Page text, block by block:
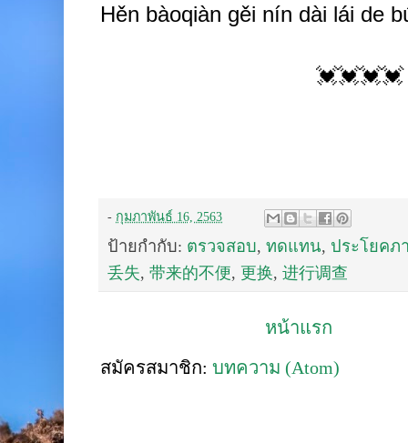
Hěn bàoqiàn gěi nín dài lái de b
💓💓💓💓
- กุมภาพันธ์ 16, 2563
ป้ายกำกับ: ตรวจสอบ, ทดแทน, ประโยคภ
丢失, 带来的不便, 更换, 进行调查
หน้าแรก
สมัครสมาชิก: บทความ (Atom)